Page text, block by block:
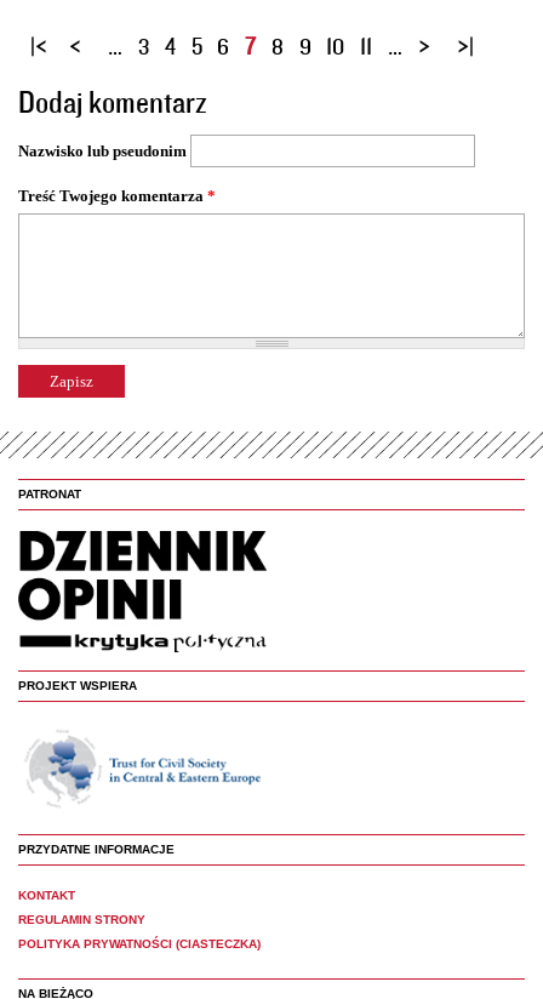
S
r
o
n
y
… 3 4 5 6 7 8 9 10 11 …
Dodaj komentarz
Nazwisko lub pseudonim
Treść Twojego komentarza *
PATRONAT
PROJEKT WSPIERA
PRZYDATNE INFORMACJE
KONTAKT
REGULAMIN STRONY
POLITYKA PRYWATNOŚCI (CIASTECZKA)
NA BIEŻĄCO